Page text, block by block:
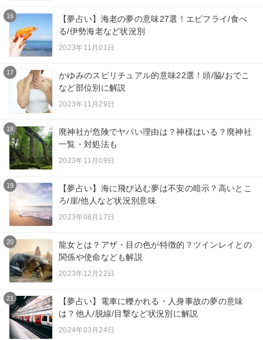
16
【夢占い】海老の夢の意味27選！エビフライ/食べ
る/伊勢海老など状況別
2023年11月01日
17
かゆみのスピリチュアル的意味22選！頭/脇/おでこ
など部位別に解説
2023年11月29日
18
廃神社が危険でヤバい理由は？神様はいる？廃神社
一覧・対処法も
2023年11月09日
19
【夢占い】海に飛び込む夢は不安の暗示？高いとこ
ろ/崖/他人など状況別意味
2023年08月17日
20
龍女とは？アザ・目の色が特徴的？ツインレイとの
関係や使命なども解説
2023年12月22日
21
【夢占い】電車に轢かれる・人身事故の夢の意味
は？他人/脱線/目撃など状況別に解説
2024年03月24日